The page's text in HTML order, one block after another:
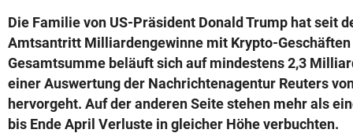
Die Familie von US-Präsident Donald Trump hat seit
Amtsantritt Milliardengewinne mit Krypto-
Gesamtsumme beläuft sich auf mindestens 2,3
einer Auswertung der Nachrichtenagentur Reuters
hervorgeht. Auf der anderen Seite stehen mehr als
bis Ende April Verluste in gleicher Höhe verbuchten.